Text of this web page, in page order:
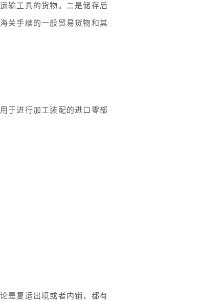
输工具的货物。二是储存后
关手续的一般贸易货物和其
于进行加工装配的进口零部
是复运出境或者内销，都有